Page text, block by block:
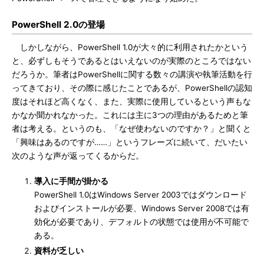
PowerShell 2.0の登場
しかしながら、PowerShell 1.0が大々的に利用されたかという
と、必ずしもそうであるとはいえないのが実際のところではない
だろうか。筆者はPowerShellに関する数々の講演や執筆活動を行
ってきており、その際に感じたことであるが、PowerShellの認知
度はそれほど高くなく、また、実際に使用しているという声もな
かなか聞かれなかった。これには主に3つの理由があるためと筆
者は考える。というのも、「なぜ使わないのですか？」と聞くと
「興味はあるのですが……」というフレーズに続いて、だいたい
次のような声が返ってくるからだ。
導入に手間が掛かる
PowerShell 1.0はWindows Server 2003ではダウンロード
およびインストールが必要、Windows Server 2008では有
効化が必要であり、デフォルトの状態では使用が不可能で
ある。
資料が乏しい